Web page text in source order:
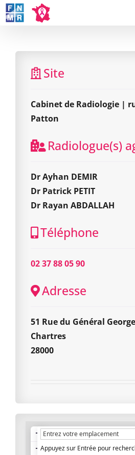
Skip
to
Site
Cabinet de Radiologie |
Patton
Radiologue(s)
Dr Ayhan DEMIR
Dr Patrick PETIT
Dr Rayan ABDALLAH
Téléphone
02 37 88 05 90
Adresse
51 Rue du Général
Chartres
28000
+
−Appuyez sur Entrée pour